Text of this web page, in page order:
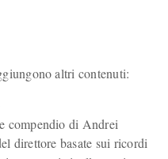
altri contenuti:
compendio di Andrei
direttore basate sui ricordi